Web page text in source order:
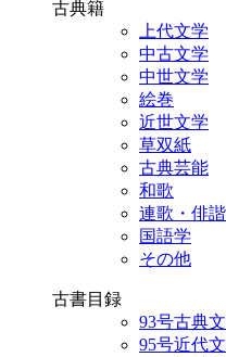
古典籍
上代文学
中古文学
中世文学
絵巻
近世文学
草双紙
古典芸能
和歌
連歌・俳
国語学
その他
古書目録
93号古典
95号近代